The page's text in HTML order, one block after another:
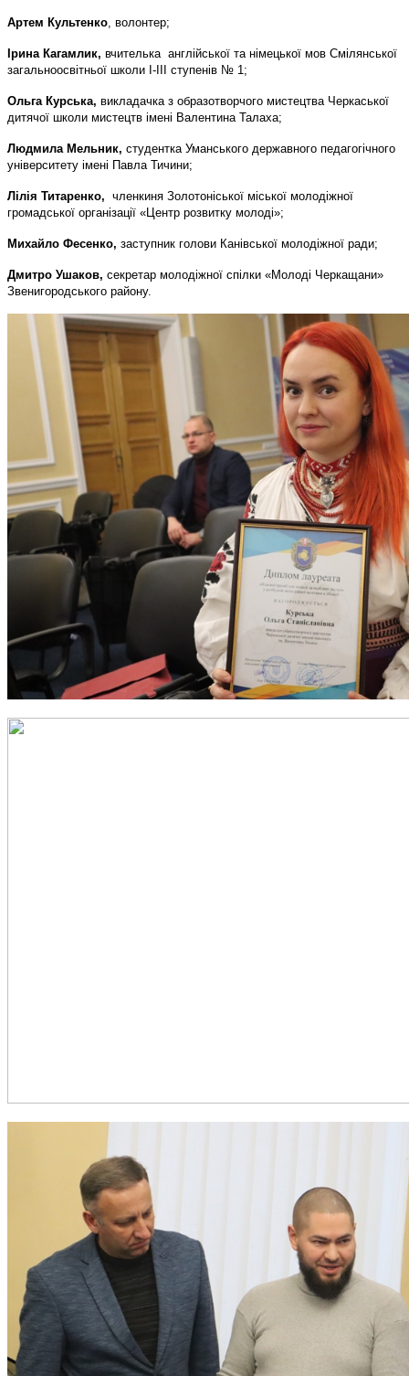
Артем Культенко , волонтер;
Ірина Кагамлик, вчителька англійської та німецької мов Смілянської
загальноосвітньої школи І-ІІІ ступенів № 1;
Ольга Курська, викладачка з образотворчого мистецтва Черкаської
дитячої школи мистецтв імені Валентина Талаха;
Людмила Мельник, студентка Уманського державного педагогічного
університету імені Павла Тичини;
Лілія Титаренко, членкиня Золотоніської міської молодіжної
громадської організації «Центр розвитку молоді»;
Михайло Фесенко, заступник голови Канівської молодіжної ради;
Дмитро Ушаков, секретар молодіжної спілки «Молоді Черкащани»
Звенигородського району.